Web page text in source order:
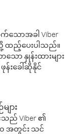
ောအခါ Viber
ထည့်ပေးပါသည်။
ာ နှုန်းထားများ
းခေါ်ဆိုနိုင်
ား
သည် Viber ၏
၀ အတွင်း သင်